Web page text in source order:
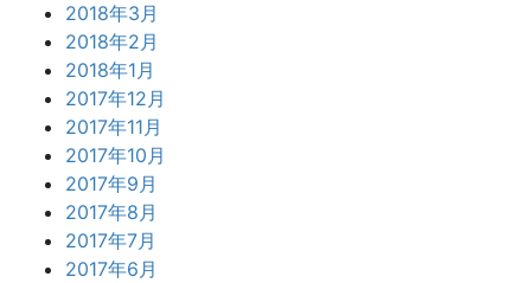
2018年3月
2018年2月
2018年1月
2017年12月
2017年11月
2017年10月
2017年9月
2017年8月
2017年7月
2017年6月